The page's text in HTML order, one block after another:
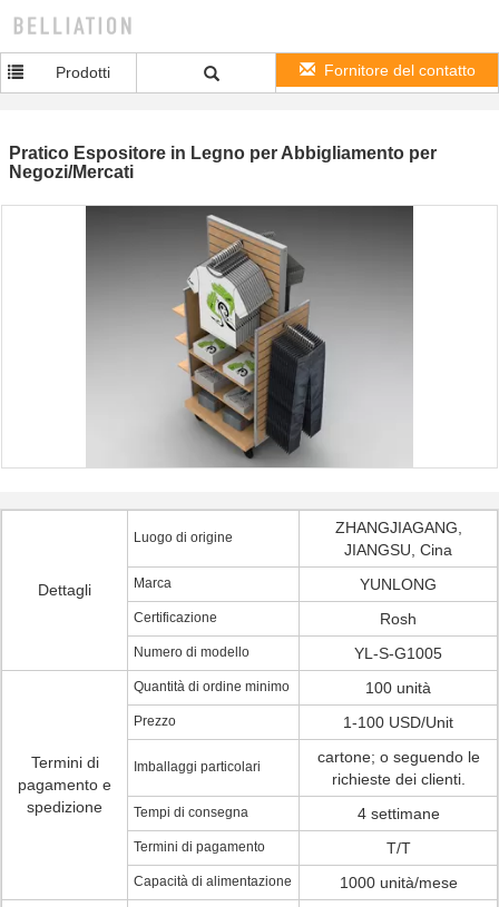
Prodotti Fornitore del contatto
Pratico Espositore in Legno per Abbigliamento per
Negozi/Mercati
Dettagli
Luogo di origine
ZHANGJIAGANG,
JIANGSU, Cina
Marca YUNLONG
Certificazione Rosh
Numero di modello YL-S-G1005
Termini di
pagamento e
spedizione
Quantità di ordine minimo 100 unità
Prezzo 1-100 USD/Unit
Imballaggi particolari
cartone; o seguendo le
richieste dei clienti.
Tempi di consegna 4 settimane
Termini di pagamento T/T
Capacità di alimentazione
1000 unità/mese